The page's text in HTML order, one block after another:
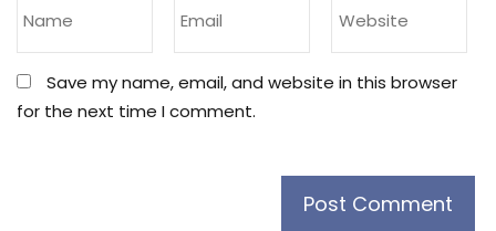
Save my name, email, and website in this browser
for the next time I comment.